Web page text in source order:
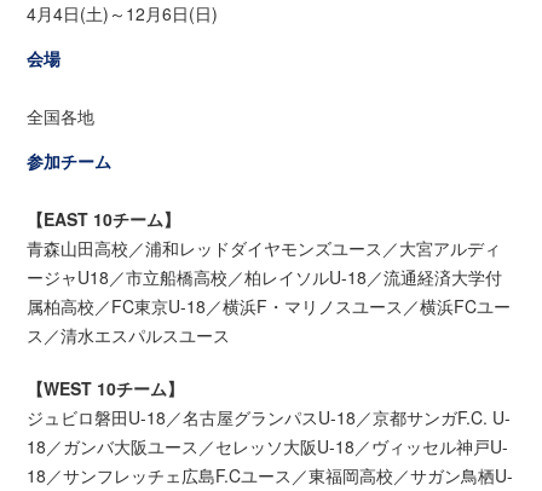
4月4日(土)～12月6日(日)
会場
全国各地
参加チーム
【EAST 10チーム】
青森山田高校／浦和レッドダイヤモンズユース／大宮アルディ
ージャU18／市立船橋高校／柏レイソルU-18／流通経済大学付
属柏高校／FC東京U-18／横浜F・マリノスユース／横浜FCユー
ス／清水エスパルスユース
【WEST 10チーム】
ジュビロ磐田U-18／名古屋グランパスU-18／京都サンガF.C. U-
18／ガンバ大阪ユース／セレッソ大阪U-18／ヴィッセル神戸U-
18／サンフレッチェ広島F.Cユース／東福岡高校／サガン鳥栖U-